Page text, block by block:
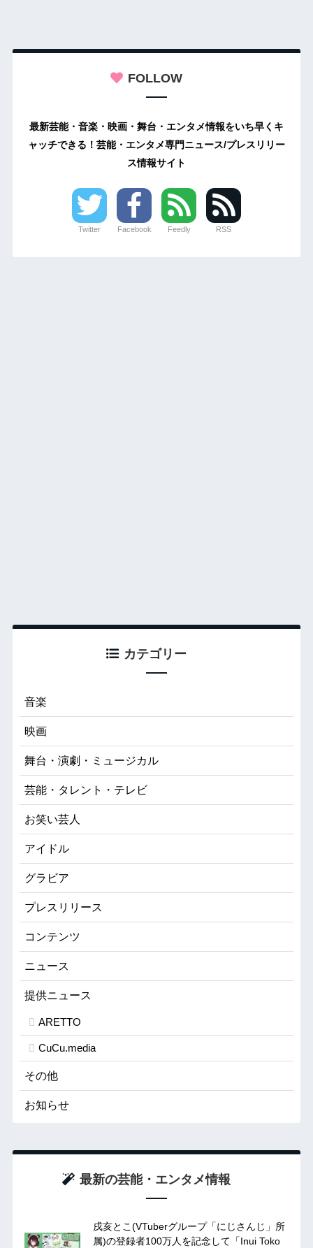
FOLLOW
最新芸能・音楽・映画・舞台・エンタメ情報をいち早くキ
ャッチできる！芸能・エンタメ専門ニュース/プレスリリー
ス情報サイト
Twitter Facebook Feedly RSS
カテゴリー
音楽
映画
舞台・演劇・ミュージカル
芸能・タレント・テレビ
お笑い芸人
アイドル
グラビア
プレスリリース
コンテンツ
ニュース
提供ニュース
ARETTO
CuCu.media
その他
お知らせ
最新の芸能・エンタメ情報
戌亥とこ(VTuberグループ「にじさんじ」所
属)の登録者100万人を記念して「Inui Toko